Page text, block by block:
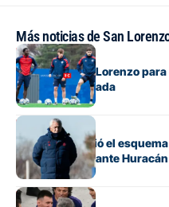
Más noticias de San
Fútbol
La lista de San Lorenzo
una baja esperada
Fútbol
Gorosito cambió el
para el clásico ante Huracán
Fútbol